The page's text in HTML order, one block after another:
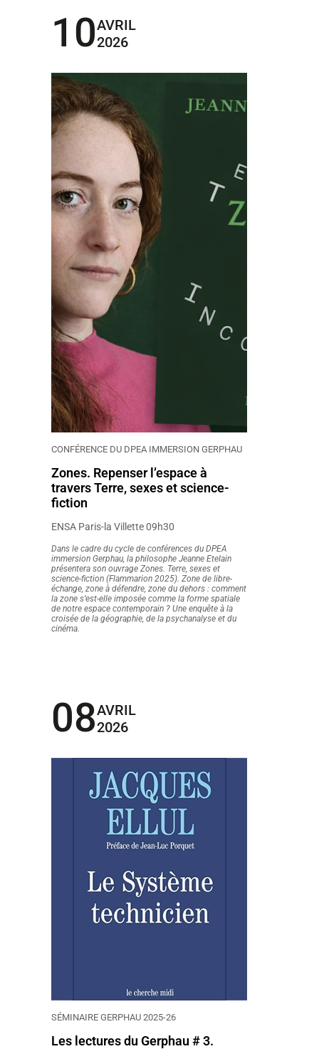
10AVRIL
2026
CONFÉRENCE DU DPEA IMMERSION GERPHAU
Zones. Repenser l’espace à
travers Terre, sexes et science-
fiction
ENSA Paris-la Villette 09h30
Dans le cadre du cycle de conférences du DPEA
immersion Gerphau, la philosophe Jeanne Etelain
présentera son ouvrage Zones. Terre, sexes et
science-fiction (Flammarion 2025). Zone de libre-
échange, zone à défendre, zone du dehors : comment
la zone s’est-elle imposée comme la forme spatiale
de notre espace contemporain ? Une enquête à la
croisée de la géographie, de la psychanalyse et du
cinéma.
08AVRIL
2026
SÉMINAIRE GERPHAU 2025-26
Les lectures du Gerphau # 3.